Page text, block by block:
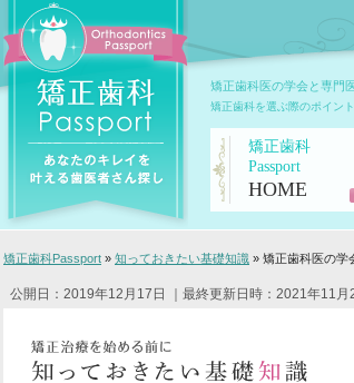
矯正歯科医の学会と専門
矯正歯科を選ぶ際のポイン
矯正歯科
Passport
HOME
矯正歯科Passport » 知っておきたい基礎知識 » 矯正歯科医の学
公開日：2019年12月17日 ｜最終更新日時：2021年11月